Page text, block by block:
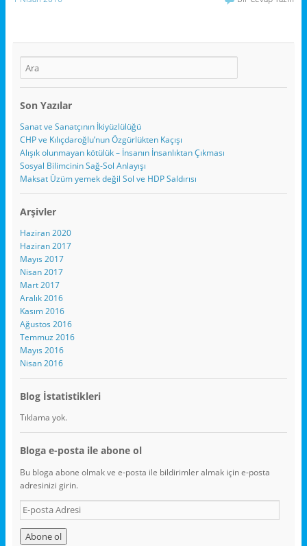
Son Yazılar
Sanat ve Sanatçının İkiyüzlülüğü
CHP ve Kılıçdaroğlu’nun Özgürlükten Kaçışı
Alışık olunmayan kötülük – İnsanın İnsanlıktan Çıkması
Sosyal Bilimcinin Sağ-Sol Anlayışı
Maksat Üzüm yemek değil Sol ve HDP Saldırısı
Arşivler
Haziran 2020
Haziran 2017
Mayıs 2017
Nisan 2017
Mart 2017
Aralık 2016
Kasım 2016
Ağustos 2016
Temmuz 2016
Mayıs 2016
Nisan 2016
Blog İstatistikleri
Tıklama yok.
Bloga e-posta ile abone ol
Bu bloga abone olmak ve e-posta ile bildirimler almak için e-posta
adresinizi girin.
E
-
p